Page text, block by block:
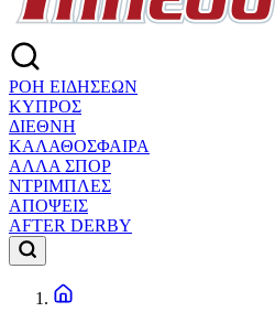
ΡΟΗ ΕΙΔΗΣΕΩΝ
ΚΥΠΡΟΣ
ΔΙΕΘΝΗ
ΚΑΛΑΘΟΣΦΑΙΡΑ
ΑΛΛΑ ΣΠΟΡ
ΝΤΡΙΜΠΛΕΣ
ΑΠΟΨΕΙΣ
AFTER DERBY